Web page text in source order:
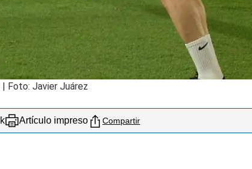
Foto: Javier Juárez
Artículo impreso Compartir